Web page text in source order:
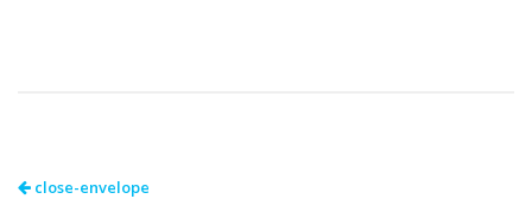
close-envelope